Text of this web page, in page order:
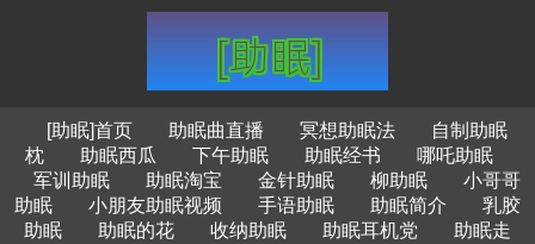
[助眠]首页 助眠曲直播 冥想助眠法
自制助眠
枕
助眠西瓜 下午助眠 助眠经书
哪吒助眠
军训助眠
助眠淘宝 金针助眠 柳助眠
小哥哥
助眠
小朋友助眠视频 手语助眠 助眠简介
乳胶
助眠
助眠的花 收纳助眠 助眠耳机党
助眠走